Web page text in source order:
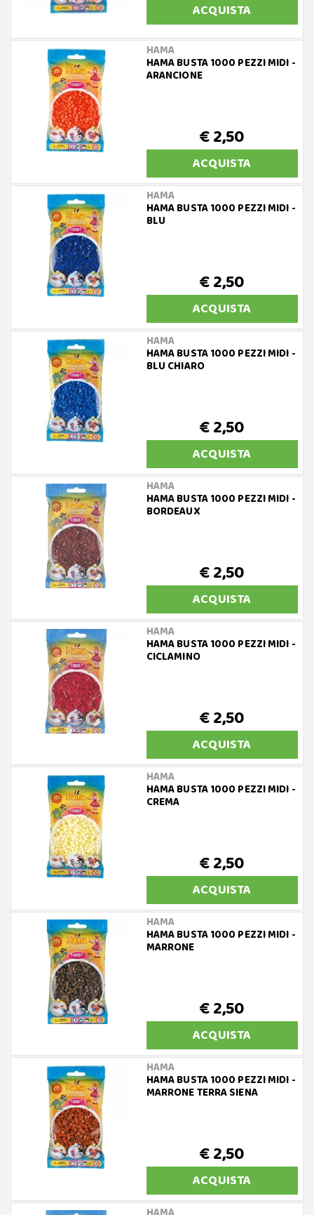
ACQUISTA
HAMA
HAMA BUSTA 1000 PEZZI MIDI -
ARANCIONE
€ 2,50
ACQUISTA
HAMA
HAMA BUSTA 1000 PEZZI MIDI -
BLU
€ 2,50
ACQUISTA
HAMA
HAMA BUSTA 1000 PEZZI MIDI -
BLU CHIARO
€ 2,50
ACQUISTA
HAMA
HAMA BUSTA 1000 PEZZI MIDI -
BORDEAUX
€ 2,50
ACQUISTA
HAMA
HAMA BUSTA 1000 PEZZI MIDI -
CICLAMINO
€ 2,50
ACQUISTA
HAMA
HAMA BUSTA 1000 PEZZI MIDI -
CREMA
€ 2,50
ACQUISTA
HAMA
HAMA BUSTA 1000 PEZZI MIDI -
MARRONE
€ 2,50
ACQUISTA
HAMA
HAMA BUSTA 1000 PEZZI MIDI -
MARRONE TERRA SIENA
€ 2,50
ACQUISTA